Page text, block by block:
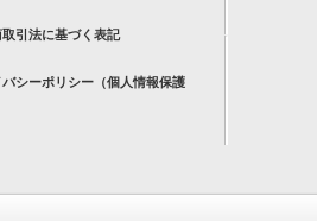
引法に基づく表記
バシーポリシー（個人情報保護